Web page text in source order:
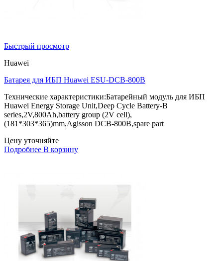
Быстрый просмотр
Huawei
Батарея для ИБП Huawei ESU-DCB-800B
Технические характеристики:Батарейный модуль для ИБП
Huawei Energy Storage Unit,Deep Cycle Battery-B
series,2V,800Ah,battery group (2V cell),
(181*303*365)mm,Agisson DCB-800B,spare part
Цену уточняйте
Подробнее В корзину